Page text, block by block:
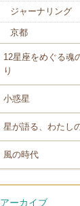
ジャーナリング
京都
12星座をめぐる魂
り
小惑星
星が語る、わたし
風の時代
アーカイブ